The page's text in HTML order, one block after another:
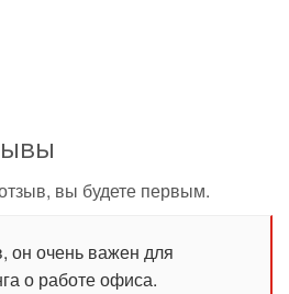
вы будете первым.
он очень важен для
о работе офиса.